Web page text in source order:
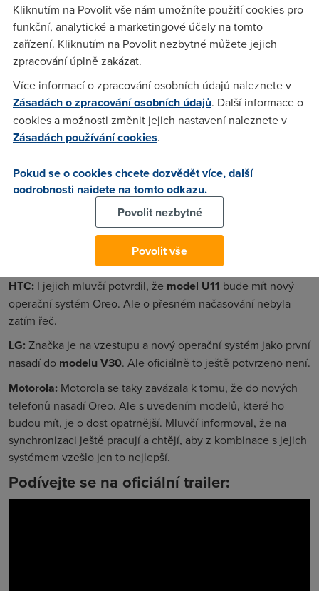
To, že Google telefony budou mítnejnovější verzii bez beta
testování není zas tak velké překvapení. Pixel, Nexus 5X a
6P jsou na vrcholu seznamu spolu s tabletem Pixel C a set-
top boxem ASUS Nexus Player, který byl upgradován,
přestože jeho výroba byla loňského roku pozastavena.
Samsung:Samsung si dělá jako vždy věci po svém. Ačkoliv
je pravděpodobné, že nejvíce očekávané novinky jako S8,
operační systém mít budou. Víc se možná dozvíme na další
Sony:Společnost zatím oficiální vyjádření nevydala, ale zdá
se, že Xperia X, XZ a XA budou prvními kandidáty.
Mluvčí TCL/ BlackBerry se pro stránky
techcrunch.com vyjádřil takto: "Mohu potvrdit, že BlackBerry
KEYone získá upgrade." Konkrétní datum zatím neuvedl.
HTC: I jejich mluvčí potvrdil, že model U11 bude mít nový
operační systém Oreo. Ale o přesném načasování nebyla
zatím řeč.
LG: Značka je na vzestupu a nový operační systém jako první
nasadí do modelu V30. Ale oficiálně to ještě potvrzeno není.
Motorola: Motorola se taky zavázala k tomu, že do nových
telefonů nasadí Oreo. Ale s uvedením modelů, které ho
budou mít, je o dost opatrnější. Mluvčí informoval, že na
synchronizaci ještě pracují a chtějí, aby z kombinace s jejich
systémem vzešlo jen to nejlepší.
Podívejte se na oficiální trailer:
Kliknutím na Povolit vše nám umožníte použití cookies pro
funkční, analytické a marketingové účely na tomto
zařízení. Kliknutím na Povolit nezbytné můžete jejich
zpracování úplně zakázat.
Více informací o zpracování osobních údajů naleznete v
Zásadách o zpracování osobních údajů. Další informace o
cookies a možnosti změnit jejich nastavení naleznete v
Zásadách používání cookies.
Pokud se o cookies chcete dozvědět více, další
podrobnosti najdete na tomto odkazu.
Povolit nezbytné
Povolit vše